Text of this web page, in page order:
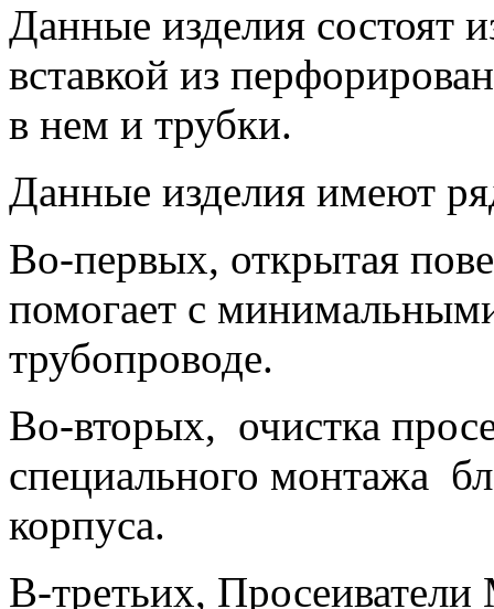
Данные изделия состоят
вставкой из
в нем и трубки.
Данные изделия имеют
Во-первых, открытая
помогает с
трубопроводе.
Во-вторых, очистка
специального монтажа
корпуса.
В-третьих,